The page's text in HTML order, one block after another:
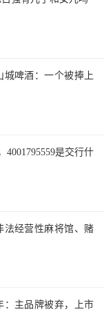
城啤酒：一个被捧上
4001795559是交行什
法经营性麻将馆、赌
：主品牌被弃，上市